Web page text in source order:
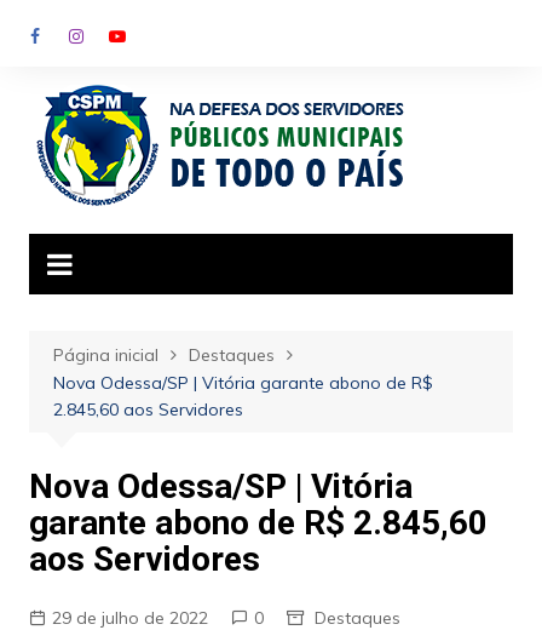
para
conteúdo
Página inicial
Destaques
Nova Odessa/SP | Vitória garante abono de R$
2.845,60 aos Servidores
Nova Odessa/SP | Vitória
garante abono de R$ 2.845,60
aos Servidores
29 de julho de 2022 0 Destaques